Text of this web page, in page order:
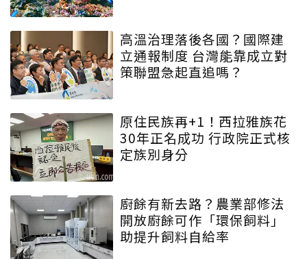
高溫治理落後各國？國際建
立通報制度 台灣能靠成立對
策聯盟急起直追嗎？
原住民族再+1！西拉雅族花
30年正名成功 行政院正式核
定族別身分
廚餘有新去路？農業部修法
開放廚餘可作「環保飼料」
助提升飼料自給率